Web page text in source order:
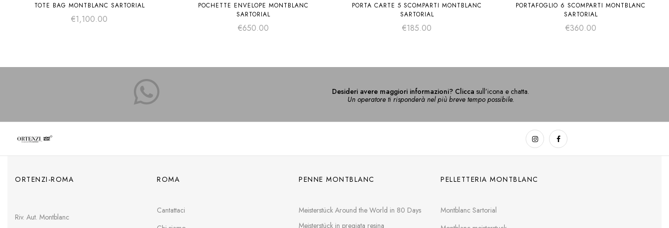
TOTE BAG MONTBLANC SARTORIAL
€1,100.00
POCHETTE ENVELOPE MONTBLANC
SARTORIAL
€650.00
PORTA CARTE 5 SCOMPARTI MONTBLANC
SARTORIAL
€185.00
PORTAFOGLIO 6 SCOMPARTI MONTBLANC
SARTORIAL
€360.00
Desideri avere maggiori informazioni? Clicca sull’icona e chatta.
Un operatore ti risponderà nel più breve tempo possibile.
ORTENZI-ROMA
Riv. Aut. Montblanc
ROMA
Cantattaci
PENNE MONTBLANC
Meisterstück Around the World in 80 Days
Meisterstück in pregiata resina
PELLETTERIA MONTBLANC
Montblanc Sartorial